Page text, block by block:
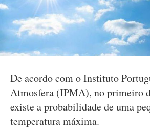
De acordo com o Instituto
Atmosfera (IPMA), no primeiro
existe a probabilidade de uma
temperatura máxima.